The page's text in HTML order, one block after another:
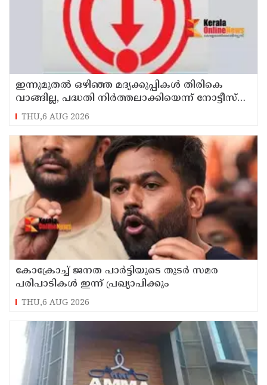
ഇന്നുമുതല്‍ ഒഴിഞ്ഞ മദ്യക്കുപ്പികള്‍ തിരികെ
വാങ്ങില്ല, പദ്ധതി നിര്‍ത്തലാക്കിയെന്ന് നോട്ടീസ്
പ്രദര്‍ശിപ്പിക്കും
THU,6 AUG 2026
കോക്രോച്ച് ജനത പാര്‍ട്ടിയുടെ തുടര്‍ സമര
പരിപാടികള്‍ ഇന്ന് പ്രഖ്യാപിക്കും
THU,6 AUG 2026